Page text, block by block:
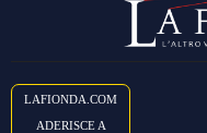
LAFIONDA.COM
ADERISCE A